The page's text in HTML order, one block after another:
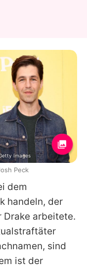
dem
handeln, der
Drake arbeitete.
sind
ist der
Images
Peck